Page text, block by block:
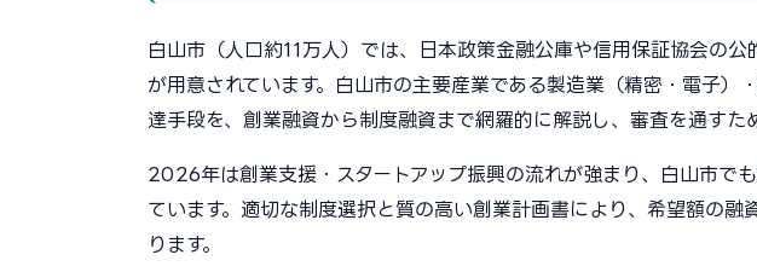
白山市（人口約11万人）では、日本政策金融公庫や信用保証協会の
が用意されています。白山市の主要産業である製造業（精密・電子）
達手段を、創業融資から制度融資まで網羅的に解説し、審査を通すた
2026年は創業支援・スタートアップ振興の流れが強まり、白山市で
ています。適切な制度選択と質の高い創業計画書により、希望額の融
ります。